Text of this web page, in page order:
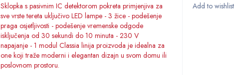
Sklopka s pasivnim IC detektorom pokreta primjenjiva za
sve vrste tereta uključivo LED lampe - 3 žice - podešenje
praga osjetljivosti - podešenje vremenske odgode
isključenja od 30 sekundi do 10 minuta - 230 V
napajanje - 1 modul Classia linija proizvoda je idealna za
one koji traže moderni i elegantan dizajn u svom domu ili
poslovnom prostoru.